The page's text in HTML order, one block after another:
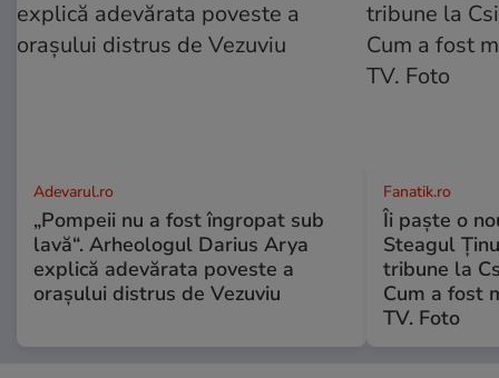
Adevarul.ro
„Pompeii nu a fost îngropat sub
lavă“. Arheologul Darius Arya
explică adevărata poveste a
orașului distrus de Vezuviu
Fanatik.ro
Îi paște o
Steagul
tribune la
Cum a fost
TV. Foto